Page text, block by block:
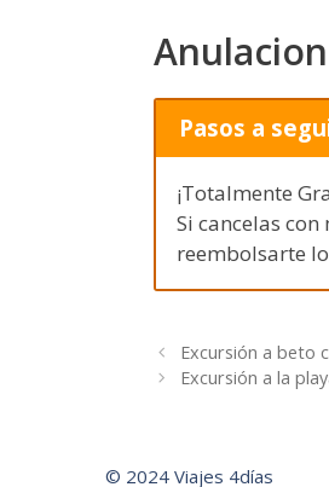
Pasos a
¡Totalmente
Si cancelas
reembolsarte
Excursión a beto
Excursión a la
© 2024 Viajes 4días